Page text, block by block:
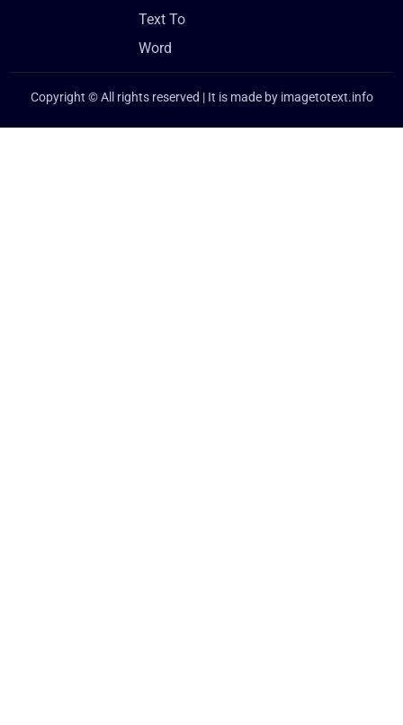
Text To
Word
Copyright © All rights reserved | It is made by imagetotext.info